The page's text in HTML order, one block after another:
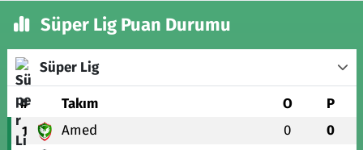
Süper Lig Puan Durumu
Süper Lig
# Takım O P
1 Amed 0 0